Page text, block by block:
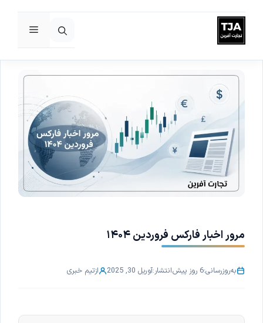
پرش
به
فهرست
مرور اخبار فارکس فروردین ۱۴۰۴
به‌روزرسانی:6 روز پیش انتشار:آوریل 30, 2025 ازتیم خبری